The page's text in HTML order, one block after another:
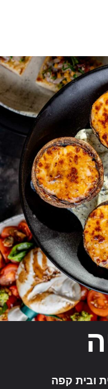
ובית קפה